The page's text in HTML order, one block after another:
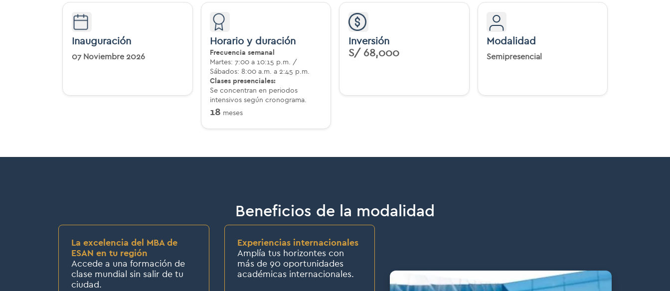
Inauguración
07 Noviembre 2026
Horario y duración
Frecuencia semanal
Martes: 7:00 a 10:15 p.m. /
Sábados: 8:00 a.m. a 2:45 p.m.
Clases presenciales:
Se concentran en periodos
intensivos según cronograma.
18 meses
Inversión
S/ 68,000
Modalidad
Semipresencial
Beneficios de la modalidad
La excelencia del MBA de
ESAN en tu región
Accede a una formación de
clase mundial sin salir de tu
ciudad.
Experiencias internacionales
Amplía tus horizontes con
más de 90 oportunidades
académicas internacionales.